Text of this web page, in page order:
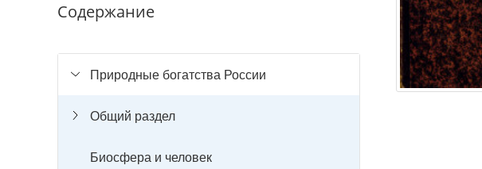
Содержание
Природные богатства России
Общий раздел
Биосфера и человек